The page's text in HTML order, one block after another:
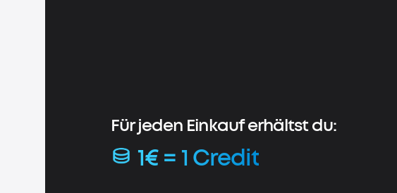
Für jeden Einkauf erhältst du:
1€ = 1 Credit